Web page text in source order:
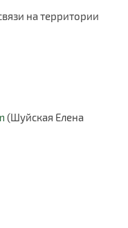
на территории
(Шуйская Елена